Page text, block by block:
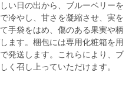
い日の出から、ブルーベリーを
冷やし、甘さを凝縮させ、実を
手袋をはめ、傷のある果実や柄
ます。梱包には専用化粧箱を用
発送します。これらにより、ブ
く召し上っていただけます。